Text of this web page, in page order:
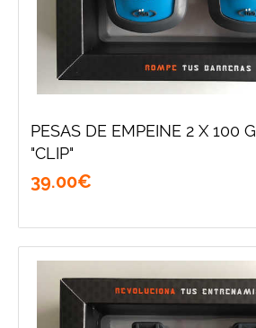
PESAS DE EMPEINE 2 X 100 G SISTEMA
"CLIP"
39.00€